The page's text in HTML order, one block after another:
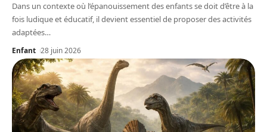
Dans un contexte où l’épanouissement des enfants se doit d’être à la
fois ludique et éducatif, il devient essentiel de proposer des activités
adaptées…
Enfant 28 juin 2026